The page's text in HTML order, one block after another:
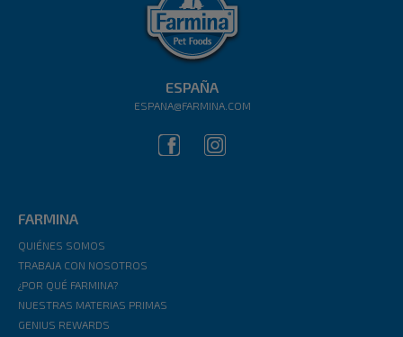
ESPAÑA
ESPANA@FARMINA.COM
FARMINA
QUIÉNES SOMOS
TRABAJA CON NOSOTROS
¿POR QUÉ FARMINA?
NUESTRAS MATERIAS PRIMAS
GENIUS REWARDS